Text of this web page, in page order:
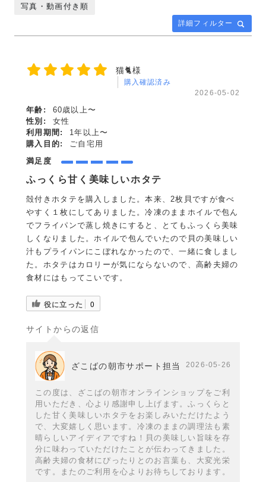
詳細フィルター
写真・動画付き順
猫🐈様
購入確認済み
2026-05-02
年齢:
60歳以上〜
性別:
女性
利用期間:
1年以上〜
購入目的:
ご自宅用
満足度
ふっくら甘く美味しいホタテ
殻付きホタテを購入しました。本来、2枚貝ですが食べ
やすく１枚にしてありました。冷凍のままホイルで包ん
でフライパンで蒸し焼きにすると、とてもふっくら美味
しくなりました。ホイルで包んでいたので貝の美味しい
汁もプライパンにこぼれなかったので、一緒に食しまし
た。ホタテはカロリーが気にならないので、高齢夫婦の
食材にはもってこいです。
役に立った 0
サイトからの返信
ざこばの朝市サポート担当 2026-05-26
この度は、ざこばの朝市オンラインショップをご利
用いただき、心より感謝申し上げます。ふっくらと
した甘く美味しいホタテをお楽しみいただけたよう
で、大変嬉しく思います。冷凍のままの調理法も素
晴らしいアイディアですね！貝の美味しい旨味を存
分に味わっていただけたことが伝わってきました。
高齢夫婦の食材にぴったりとのお言葉も、大変光栄
です。またのご利用を心よりお待ちしております。